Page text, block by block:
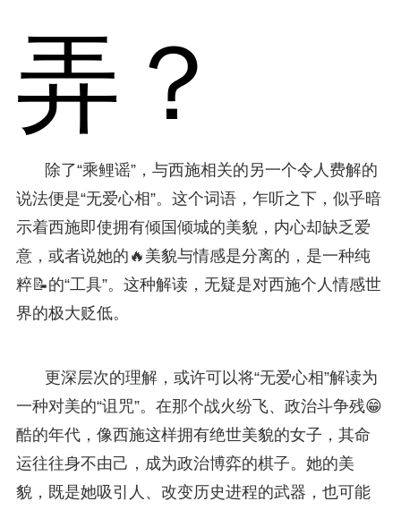
弄？
除了“乘鲤谣”，与西施相关的另一个令人费解的
说法便是“无爱心相”。这个词语，乍听之下，似乎暗
示着西施即使拥有倾国倾城的美貌，内心却缺乏爱
意，或者说她的🔥美貌与情感是分离的，是一种纯
粹📝的“工具”。这种解读，无疑是对西施个人情感世
界的极大贬低。
更深层次的理解，或许可以将“无爱心相”解读为
一种对美的“诅咒”。在那个战火纷飞、政治斗争残😁
酷的年代，像西施这样拥有绝世美貌的女子，其命
运往往身不由己，成为政治博弈的棋子。她的美
貌，既是她吸引人、改变历史进程的武器，也可能